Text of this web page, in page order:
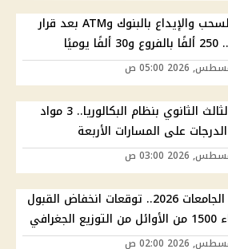
حدود السحب والإيداع بالبنوك وATM بعد قرار
الصف الثالث الثانوي بنظام البكالوريا.. 3 مواد
على المسارات الأربعة
تنسيق الجامعات 2026.. توقعات انخفاض القبول